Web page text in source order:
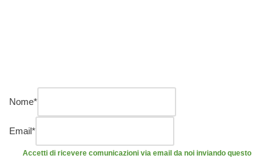
Nome*
Email*
Accetti di ricevere comunicazioni via email da noi inviando questo